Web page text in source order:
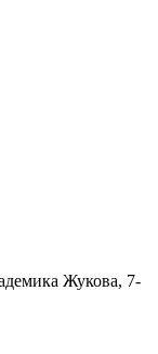
Жукова, 7-